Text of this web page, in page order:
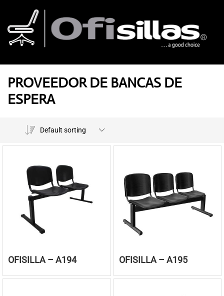
PROVEEDOR DE BANCAS DE
ESPERA
Default sorting
OFISILLA – A194 OFISILLA – A195